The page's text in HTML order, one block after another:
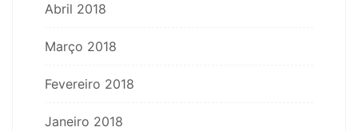
Abril 2018
Março 2018
Fevereiro 2018
Janeiro 2018